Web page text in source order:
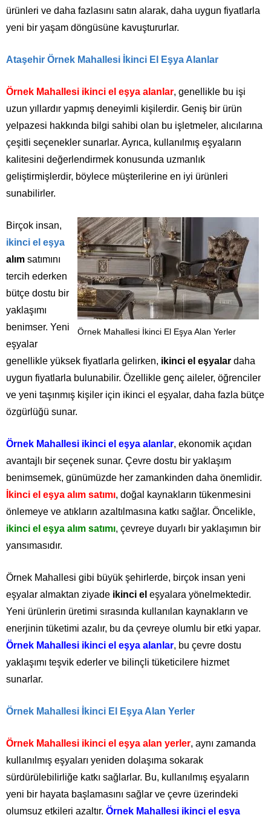
ürünleri ve daha fazlasını satın alarak, daha uygun fiyatlarla
yeni bir yaşam döngüsüne kavuştururlar.
Ataşehir Örnek Mahallesi İkinci El Eşya Alanlar
Örnek Mahallesi ikinci el eşya alanlar, genellikle bu işi
uzun yıllardır yapmış deneyimli kişilerdir. Geniş bir ürün
yelpazesi hakkında bilgi sahibi olan bu işletmeler, alıcılarına
çeşitli seçenekler sunarlar. Ayrıca, kullanılmış eşyaların
kalitesini değerlendirmek konusunda uzmanlık
geliştirmişlerdir, böylece müşterilerine en iyi ürünleri
sunabilirler.
Örnek Mahallesi İkinci El Eşya Alan Yerler
Birçok insan,
ikinci el eşya
alım satımını
tercih ederken
bütçe dostu bir
yaklaşımı
benimser. Yeni
eşyalar
genellikle yüksek fiyatlarla gelirken, ikinci el eşyalar daha
uygun fiyatlarla bulunabilir. Özellikle genç aileler, öğrenciler
ve yeni taşınmış kişiler için ikinci el eşyalar, daha fazla bütçe
özgürlüğü sunar.
Örnek Mahallesi ikinci el eşya alanlar, ekonomik açıdan
avantajlı bir seçenek sunar. Çevre dostu bir yaklaşım
benimsemek, günümüzde her zamankinden daha önemlidir.
İkinci el eşya alım satımı, doğal kaynakların tükenmesini
önlemeye ve atıkların azaltılmasına katkı sağlar. Öncelikle,
ikinci el eşya alım satımı, çevreye duyarlı bir yaklaşımın bir
yansımasıdır.
Örnek Mahallesi gibi büyük şehirlerde, birçok insan yeni
eşyalar almaktan ziyade ikinci el eşyalara yönelmektedir.
Yeni ürünlerin üretimi sırasında kullanılan kaynakların ve
enerjinin tüketimi azalır, bu da çevreye olumlu bir etki yapar.
Örnek Mahallesi ikinci el eşya alanlar, bu çevre dostu
yaklaşımı teşvik ederler ve bilinçli tüketicilere hizmet
sunarlar.
Örnek Mahallesi İkinci El Eşya Alan Yerler
Örnek Mahallesi ikinci el eşya alan yerler, aynı zamanda
kullanılmış eşyaları yeniden dolaşıma sokarak
sürdürülebilirliğe katkı sağlarlar. Bu, kullanılmış eşyaların
yeni bir hayata başlamasını sağlar ve çevre üzerindeki
olumsuz etkileri azaltır. Örnek Mahallesi ikinci el eşya